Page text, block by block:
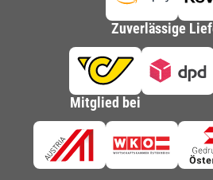
Zuverlässige
Mitglied bei